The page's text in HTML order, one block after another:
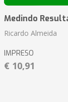
Medindo
Ricardo Almeida
IMPRESO
€ 10,91